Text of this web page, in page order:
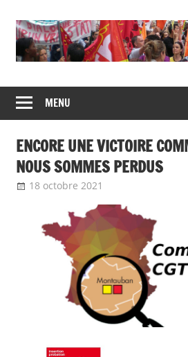
de
syndicats
CGT
insertion
probation
MENU
ENCORE UNE VICTOIRE
NOUS SOMMES PERDUS
18 octobre 2021